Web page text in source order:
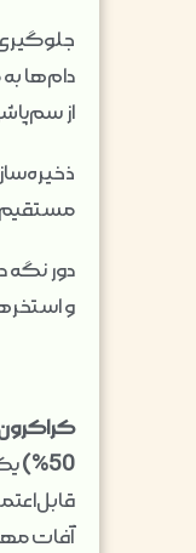
جلوگیری
از
دور نگه
و
50%)
آفات